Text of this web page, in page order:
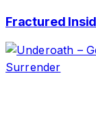
Fractured